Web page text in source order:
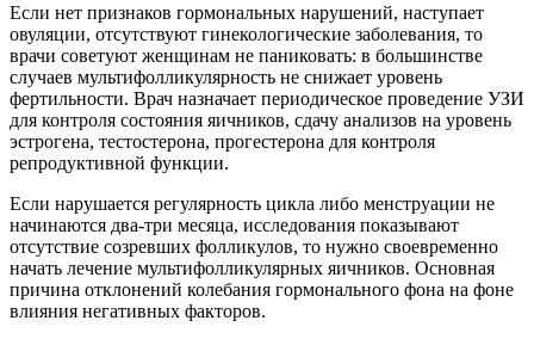
Если нет признаков гормональных нарушений, наступает
овуляции, отсутствуют гинекологические заболевания, то
врачи советуют женщинам не паниковать: в большинстве
случаев мультифолликулярность не снижает уровень
фертильности. Врач назначает периодическое проведение УЗИ
для контроля состояния яичников, сдачу анализов на уровень
эстрогена, тестостерона, прогестерона для контроля
репродуктивной функции.
Если нарушается регулярность цикла либо менструации не
начинаются два-три месяца, исследования показывают
отсутствие созревших фолликулов, то нужно своевременно
начать лечение мультифолликулярных яичников. Основная
причина отклонений колебания гормонального фона на фоне
влияния негативных факторов.